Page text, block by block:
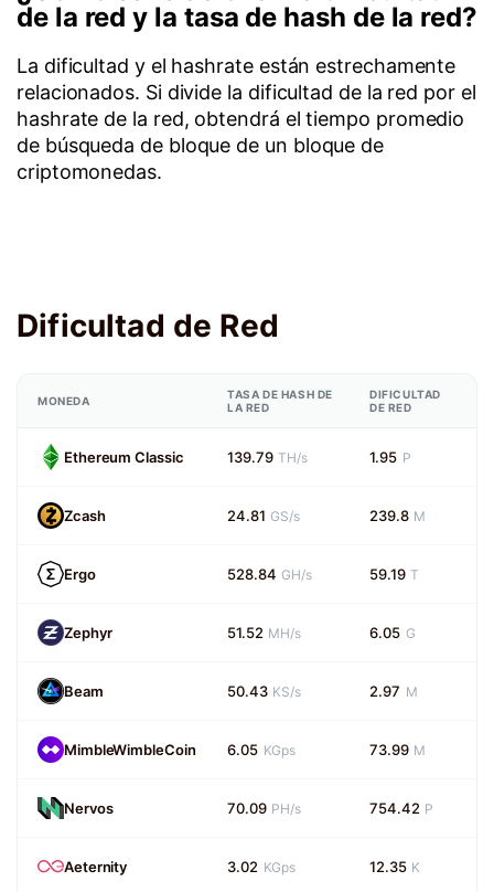
de la red y la tasa de hash de la red?
La dificultad y el hashrate están estrechamente
relacionados. Si divide la dificultad de la red por el
hashrate de la red, obtendrá el tiempo promedio
de búsqueda de bloque de un bloque de
criptomonedas.
Dificultad de Red
MONEDA
TASA DE HASH DE
LA RED
DIFICULTAD
DE RED
Ethereum Classic 139.79 TH/s 1.95 P
Zcash 24.81 GS/s 239.8 M
Ergo 528.84 GH/s 59.19 T
Zephyr 51.52 MH/s 6.05 G
Beam 50.43 KS/s 2.97 M
MimbleWimbleCoin 6.05 KGps 73.99 M
Nervos 70.09 PH/s 754.42 P
Aeternity 3.02 KGps 12.35 K